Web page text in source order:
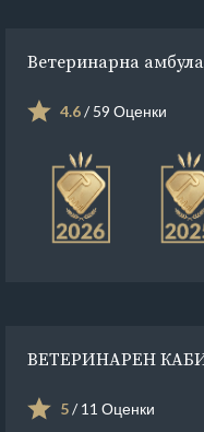
Ветеринарна
4.6/ 59 Оценки
ВЕТЕРИНАРЕН
5/ 11 Оценки